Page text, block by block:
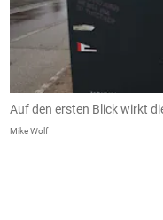
Auf den ersten Blick wirkt
Mike Wolf